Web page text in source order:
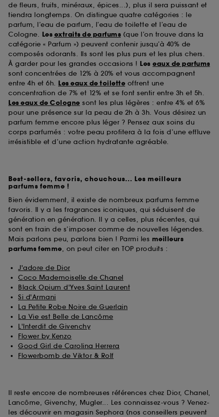
de fleurs, fruits, minéraux, épices...), plus il sera puissant et
tiendra longtemps. On distingue quatre catégories : le
parfum, l’eau de parfum, l’eau de toilette et l’eau de
Cologne. Les extraits de parfums (que l’on trouve dans la
catégorie « Parfum ») peuvent contenir jusqu’à 40% de
composés odorants. Ils sont les plus purs et les plus chers.
À garder pour les grandes occasions ! Les eaux de parfums
sont concentrées de 12% à 20% et vous accompagnent
entre 4h et 6h. Les eaux de toilette offrent une
concentration de 7% et 12% et se font sentir entre 3h et 5h.
Les eaux de Cologne sont les plus légères : entre 4% et 6%
pour une présence sur la peau de 2h à 3h. Vous désirez un
parfum femme encore plus léger ? Pensez aux soins du
corps parfumés : votre peau profitera à la fois d’une effluve
irrésistible et d’une action hydratante agréable.
Best-sellers, favoris, chouchous... Les meilleurs
parfums femme !
Bien évidemment, il existe de nombreux parfums femme
favoris. Il y a les fragrances iconiques, qui séduisent de
génération en génération. Il y a celles, plus récentes, qui
sont en train de s’imposer comme de nouvelles légendes.
Mais parlons peu, parlons bien ! Parmi les meilleurs
parfums femme, on peut citer en TOP produits :
J'adore de Dior
Coco Mademoiselle de Chanel
Black Opium d'Yves Saint Laurent
Si d'Armani
La Petite Robe Noire de Guerlain
La Vie est Belle de Lancôme
L'Interdit de Givenchy
Flower by Kenzo
Good Girl de Carolina Herrera
Flowerbomb de Viktor & Rolf
Il reste encore de nombreuses références chez Dior, Chanel,
Lancôme, Givenchy, Mugler... Les connaissez-vous ? Venez-
les découvrir en magasin Sephora (nos conseillers peuvent